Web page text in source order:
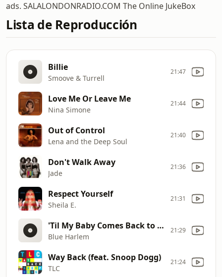
ads. SALALONDONRADIO.COM The Online JukeBox
Lista de Reproducción
Billie
Smoove & Turrell
21:47
Love Me Or Leave Me
Nina Simone
21:44
Out of Control
Lena and the Deep Soul
21:40
Don't Walk Away
Jade
21:36
Respect Yourself
Sheila E.
21:31
'Til My Baby Comes Back to Me
Blue Harlem
21:29
Way Back (feat. Snoop Dogg)
TLC
21:24